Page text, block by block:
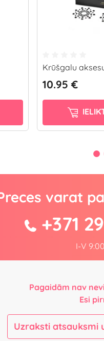
Krūšgalu
10.95 €
varat
+371
I-V
Pagaidām nav
Esi
Uzraksti atsauksmi